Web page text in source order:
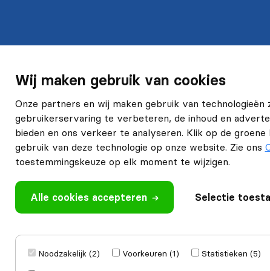
Wij maken gebruik van cookies
Onze partners en wij maken gebruik van technologieën
gebruikerservaring te verbeteren, de inhoud en
bieden en ons verkeer te analyseren. Klik op de
gebruik van deze technologie op onze website. Zie ons
toestemmingskeuze op elk moment te wijzigen.
Alle cookies accepteren Selectie
Noodzakelijk (2) Voorkeuren (1)
Statistieken (5)